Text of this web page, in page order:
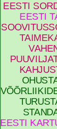
EESTI
EESTI
EESTI